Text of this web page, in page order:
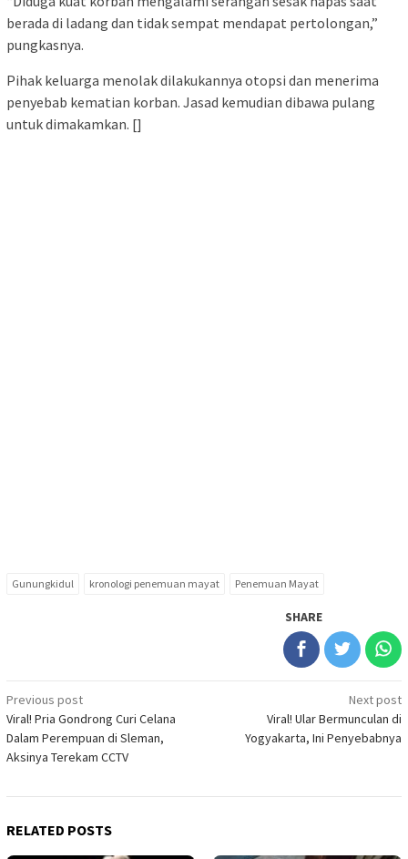
berada di ladang dan tidak sempat mendapat pertolongan,”
pungkasnya.
Pihak keluarga menolak dilakukannya otopsi dan menerima
penyebab kematian korban. Jasad kemudian dibawa pulang
untuk dimakamkan. []
Gunungkidul kronologi penemuan mayat Penemuan Mayat
SHARE
Post
navigation
Previous post
Viral! Pria Gondrong Curi Celana
Dalam Perempuan di Sleman,
Aksinya Terekam CCTV
Next post
Viral! Ular Bermunculan di
Yogyakarta, Ini Penyebabnya
RELATED POSTS